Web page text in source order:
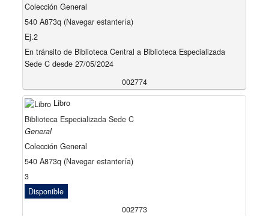
Colección General
540 A873q (Navegar estantería)
Ej.2
En tránsito de Biblioteca Central a Biblioteca Especializada
Sede C desde 27/05/2024
002774
Libro
Biblioteca Especializada Sede C
General
Colección General
540 A873q (Navegar estantería)
3
Disponible
002773